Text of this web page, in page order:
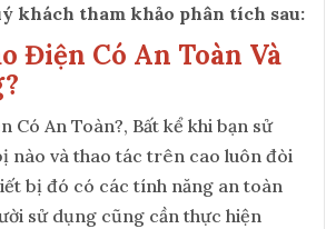
khách tham khảo phân tích sau:
Điện Có An Toàn Và
Có An Toàn?, Bất kể khi bạn sử
nào và thao tác trên cao luôn đòi
bị đó có các tính năng an toàn
sử dụng cũng cần thực hiện